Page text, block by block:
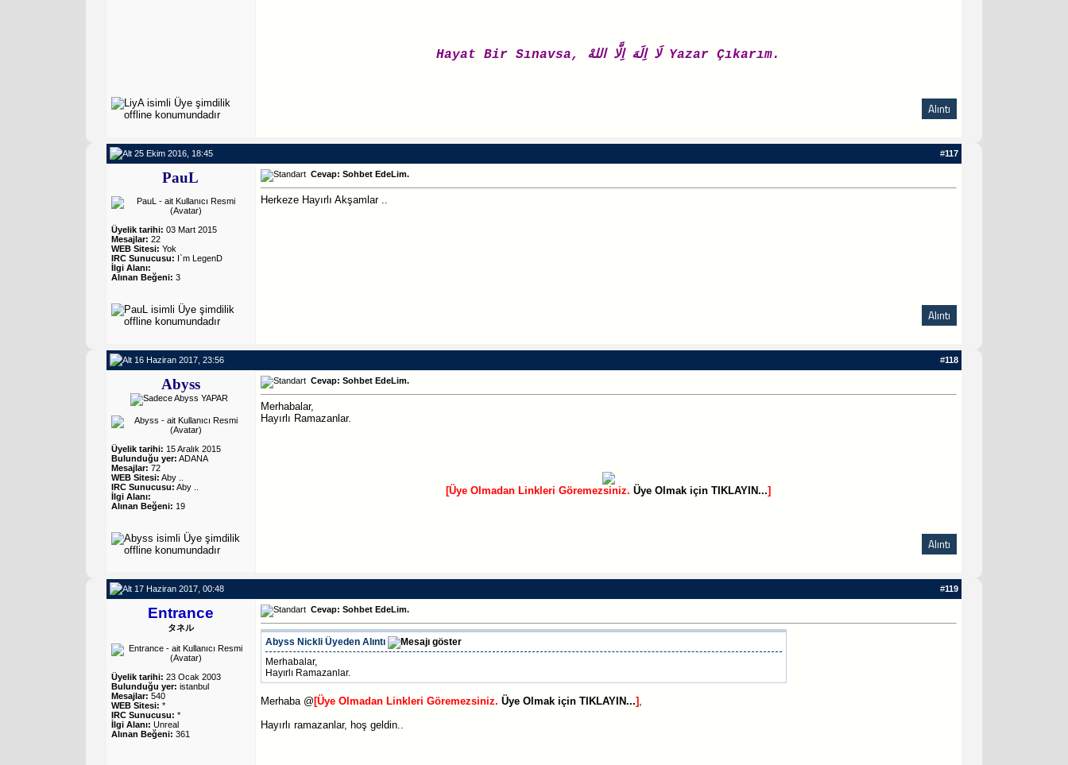
Hayat Bir Sınavsa, لَا اِلَهَ اِلَّا اللهْ Yazar Çıkarım.
Alıntı
25 Ekim 2016, 18:45 #117
PauL
Üyelik tarihi: 03 Mart 2015
Mesajlar: 22
WEB Sitesi: Yok
IRC Sunucusu: I`m LegenD
İlgi Alanı:
Alınan Beğeni: 3
Cevap: Sohbet EdeLim.
Herkeze Hayırlı Akşamlar ..
Alıntı
16 Haziran 2017, 23:56 #118
Abyss
Üyelik tarihi: 15 Aralık 2015
Bulunduğu yer: ADANA
Mesajlar: 72
WEB Sitesi: Aby ..
IRC Sunucusu: Aby ..
İlgi Alanı:
Alınan Beğeni: 19
Cevap: Sohbet EdeLim.
Merhabalar,
Hayırlı Ramazanlar.
[Üye Olmadan Linkleri Göremezsiniz.Üye Olmak için TIKLAYIN...]
Alıntı
17 Haziran 2017, 00:48 #119
Entrance
タネル
Üyelik tarihi: 23 Ocak 2003
Bulunduğu yer: istanbul
Mesajlar: 540
WEB Sitesi: *
IRC Sunucusu: *
İlgi Alanı: Unreal
Alınan Beğeni: 361
Cevap: Sohbet EdeLim.
Abyss Nickli Üyeden Alıntı
Merhabalar,
Hayırlı Ramazanlar.
Merhaba @[Üye Olmadan Linkleri Göremezsiniz. Üye Olmak için TIKLAYIN...],
Hayırlı ramazanlar, hoş geldin..